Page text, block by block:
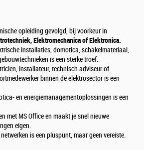
opleiding gevolgd, bij voorkeur in
Elektromechanica of Elektronica.
installaties, domotica, schakelmateriaal,
is een sterke troef.
installateur, technisch adviseur of
binnen de elektrosector is een
en energiemanagementoplossingen is een
met MS Office en maakt je snel nieuwe
eigen.
is een pluspunt, maar geen vereiste.